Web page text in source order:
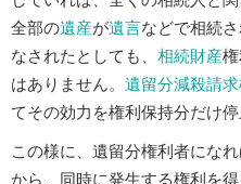
全部の遺産が遺言などで相続
なされたとしても、 相続財産
はありません。 遺留分減殺請
てその効力を権利保持分だけ
この様に、遺留分権利者にな
から、同時に発生する権利を